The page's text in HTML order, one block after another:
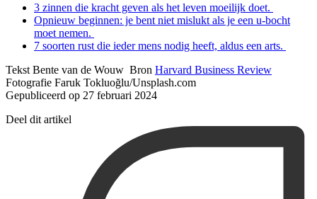
3 zinnen die kracht geven als het leven moeilijk doet.
Opnieuw beginnen: je bent niet mislukt als je een u-bocht
moet nemen.
7 soorten rust die ieder mens nodig heeft, aldus een arts.
Tekst Bente van de Wouw Bron Harvard Business Review
Fotografie Faruk Tokluoğlu/Unsplash.com
Gepubliceerd op 27 februari 2024
Deel dit artikel